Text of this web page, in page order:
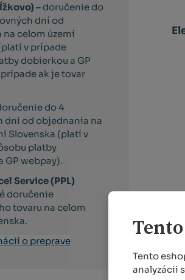
Tento
analyzácii
– doručenie do
dní od
celom území
v prípade
dobierkou a GP
ak je tovar
do 4
dni od objednania na
Slovenska (platí v
platby
GP webpay).
Service (PPL)
doručenie
tovaru na celom
o preprave